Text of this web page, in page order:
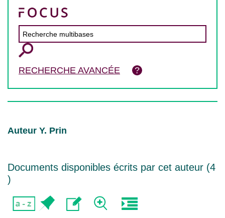
RECHERCHE AVANCÉE
Auteur Y. Prin
Documents disponibles écrits par cet auteur (4
)